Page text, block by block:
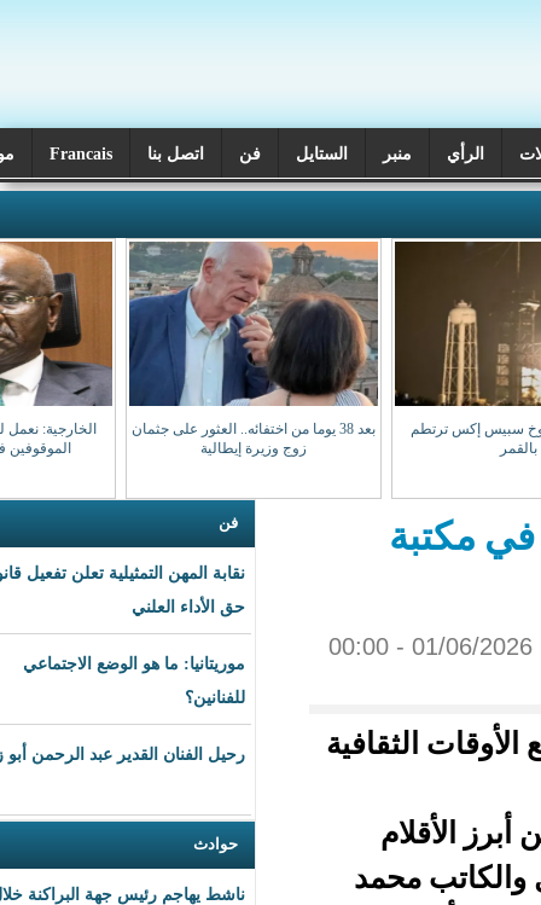
الستايل فن اتصل بنا Francais موريتانيا اليوم
بعد 38 يوما من اختفائه.. العثور على جثمان
الخارجية: نعمل لضمان عودة مواطنينا
الموقوفين في مالي سالمين
نقابة المهن التمثيلية تعلن تفعيل قانون
موريتانيا: ما هو الوضع الاجتماعي
رحيل الفنان القدير عبد الرحمن أبو زهرة
حوادث
ناشط يهاجم رئيس جهة البراكنة خلال